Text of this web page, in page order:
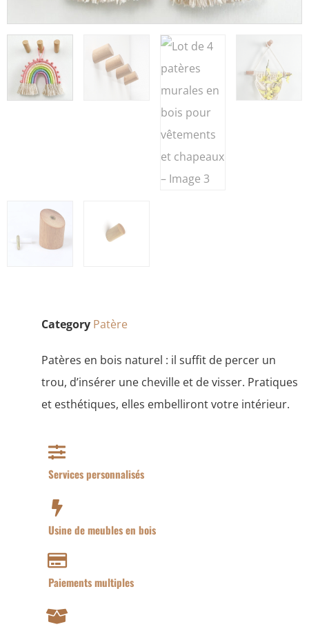
Category Patère
Patères en bois naturel : il suffit de percer un
trou, d’insérer une cheville et de visser. Pratiques
et esthétiques, elles embelliront votre intérieur.
Services personnalisés
Usine de meubles en bois
Paiements multiples